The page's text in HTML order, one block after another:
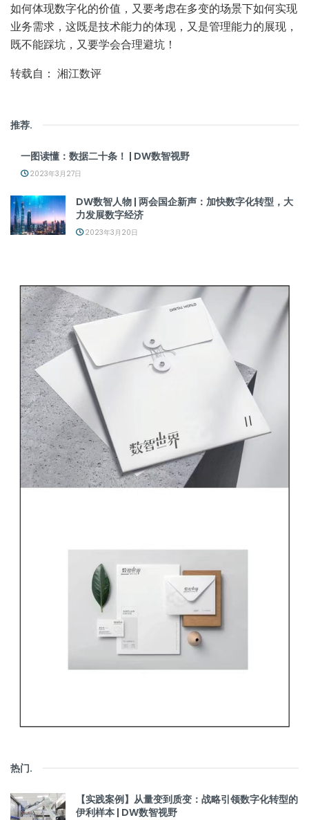
如何体现数字化的价值，又要考虑在多变的场景下如何实现
业务需求，这既是技术能力的体现，又是管理能力的展现，
既不能踩坑，又要学会合理避坑！
转载自： 湘江数评
推荐.
一图读懂：数据二十条！ | DW数智视野
2023年3月27日
DW数智人物 | 两会国企新声：加快数字化转型，大
力发展数字经济
2023年3月20日
热门.
【实践案例】从量变到质变：战略引领数字化转型的
伊利样本 | DW数智视野